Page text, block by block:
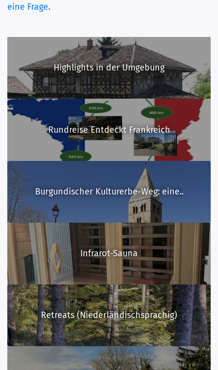
eine Frage.
Retreats (Niederländischsprachig)
Highlights in der Umgebung
Rundreise Entdeckt Frankreich
Burgundischer Kulturerbe-Weg: eine..
Infrarot-Sauna